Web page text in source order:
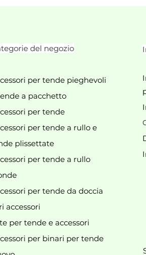
prodotti da
del negozio
per tende pieghevoli
a pacchetto
per tende
per tende a rullo e
plissettate
per tende a rullo
per tende da doccia
accessori
per tende e accessori
per binari per tende